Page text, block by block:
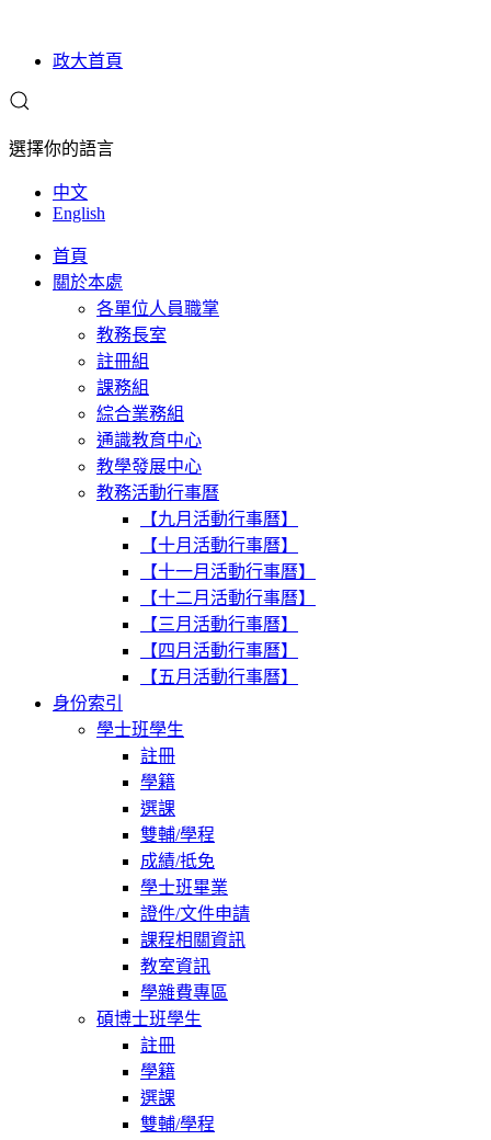
政大首頁
選擇你的語言
中文
English
首頁
關於本處
各單位人員職掌
教務長室
註冊組
課務組
綜合業務組
通識教育中心
教學發展中心
教務活動行事曆
【九月活動行事曆】
【十月活動行事曆】
【十一月活動行事曆】
【十二月活動行事曆】
【三月活動行事曆】
【四月活動行事曆】
【五月活動行事曆】
身份索引
學士班學生
註冊
學籍
選課
雙輔/學程
成績/抵免
學士班畢業
證件/文件申請
課程相關資訊
教室資訊
學雜費專區
碩博士班學生
註冊
學籍
選課
雙輔/學程